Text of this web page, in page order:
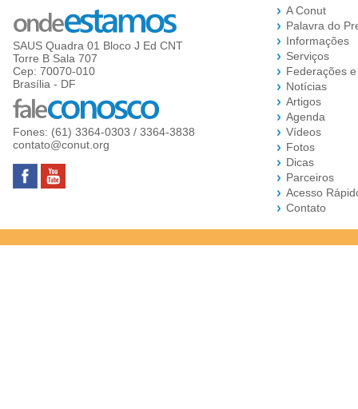
SAUS Quadra 01 Bloco J Ed CNT
Torre B Sala 707
Cep: 70070-010
Brasília - DF
Fones: (61) 3364-0303 / 3364-3838
contato@conut.org
A Conut
Palavra do
Informações
Serviços
Federações
Notícias
Artigos
Agenda
Vídeos
Fotos
Dicas
Parceiros
Acesso
Contato